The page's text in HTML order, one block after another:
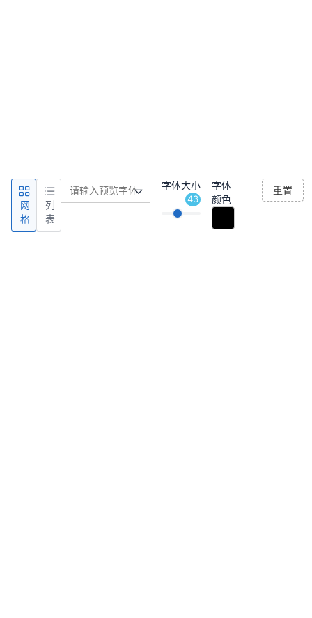
网
格
列
表
字体大小
43
字体
颜色
重置